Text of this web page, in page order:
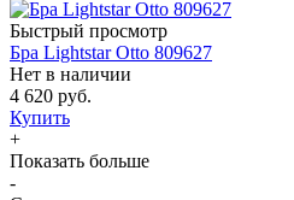
Быстрый просмотр
Бра Lightstar Otto 809627
Нет в наличии
4 620 руб.
Купить
+
Показать больше
-